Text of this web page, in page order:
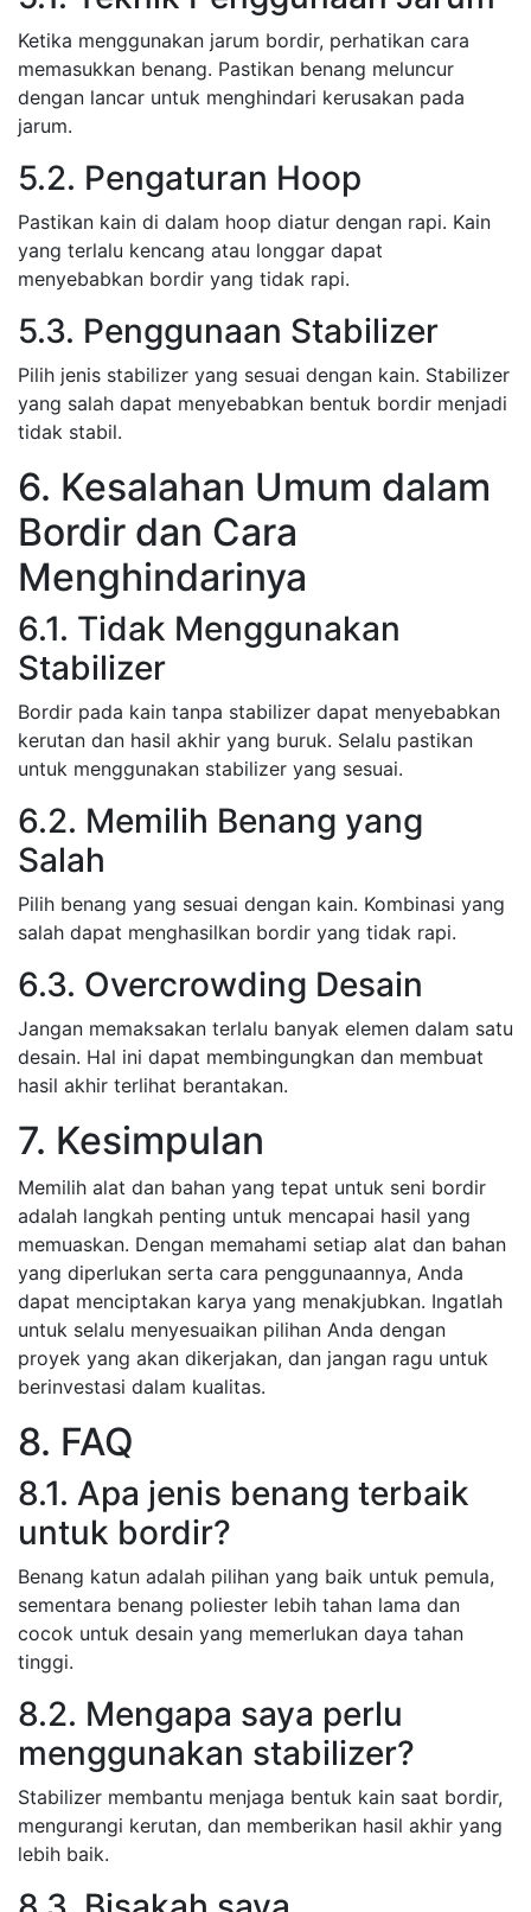
Ketika menggunakan jarum bordir, perhatikan cara
memasukkan benang. Pastikan benang meluncur
dengan lancar untuk menghindari kerusakan pada
jarum.
5.2. Pengaturan Hoop
Pastikan kain di dalam hoop diatur dengan rapi. Kain
yang terlalu kencang atau longgar dapat
menyebabkan bordir yang tidak rapi.
5.3. Penggunaan Stabilizer
Pilih jenis stabilizer yang sesuai dengan kain. Stabilizer
yang salah dapat menyebabkan bentuk bordir menjadi
tidak stabil.
6. Kesalahan Umum dalam
Bordir dan Cara
Menghindarinya
6.1. Tidak Menggunakan
Stabilizer
Bordir pada kain tanpa stabilizer dapat menyebabkan
kerutan dan hasil akhir yang buruk. Selalu pastikan
untuk menggunakan stabilizer yang sesuai.
6.2. Memilih Benang yang
Salah
Pilih benang yang sesuai dengan kain. Kombinasi yang
salah dapat menghasilkan bordir yang tidak rapi.
6.3. Overcrowding Desain
Jangan memaksakan terlalu banyak elemen dalam satu
desain. Hal ini dapat membingungkan dan membuat
hasil akhir terlihat berantakan.
7. Kesimpulan
Memilih alat dan bahan yang tepat untuk seni bordir
adalah langkah penting untuk mencapai hasil yang
memuaskan. Dengan memahami setiap alat dan bahan
yang diperlukan serta cara penggunaannya, Anda
dapat menciptakan karya yang menakjubkan. Ingatlah
untuk selalu menyesuaikan pilihan Anda dengan
proyek yang akan dikerjakan, dan jangan ragu untuk
berinvestasi dalam kualitas.
8. FAQ
8.1. Apa jenis benang terbaik
untuk bordir?
Benang katun adalah pilihan yang baik untuk pemula,
sementara benang poliester lebih tahan lama dan
cocok untuk desain yang memerlukan daya tahan
tinggi.
8.2. Mengapa saya perlu
menggunakan stabilizer?
Stabilizer membantu menjaga bentuk kain saat bordir,
mengurangi kerutan, dan memberikan hasil akhir yang
lebih baik.